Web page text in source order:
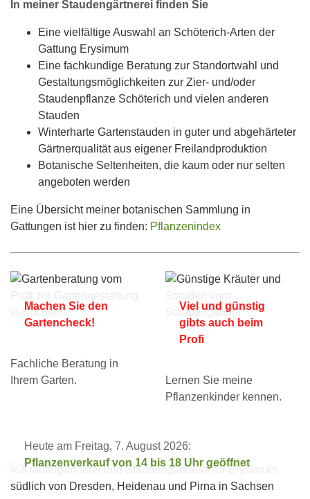
In meiner Staudengärtnerei finden Sie
Eine vielfältige Auswahl an Schöterich-Arten der
Gattung Erysimum
Eine fachkundige Beratung zur Standortwahl und
Gestaltungsmöglichkeiten zur Zier- und/oder
Staudenpflanze Schöterich und vielen anderen
Stauden
Winterharte Gartenstauden in guter und abgehärteter
Gärtnerqualität aus eigener Freilandproduktion
Botanische Seltenheiten, die kaum oder nur selten
angeboten werden
Eine Übersicht meiner botanischen Sammlung in
Gattungen ist hier zu finden: Pflanzenindex
Machen Sie den
Gartencheck!
Fachliche Beratung in
Ihrem Garten.
Viel und günstig
gibts auch beim
Profi
Lernen Sie meine
Pflanzenkinder kennen.
Heute am Freitag, 7. August 2026:
Pflanzenverkauf von 14 bis 18 Uhr geöffnet